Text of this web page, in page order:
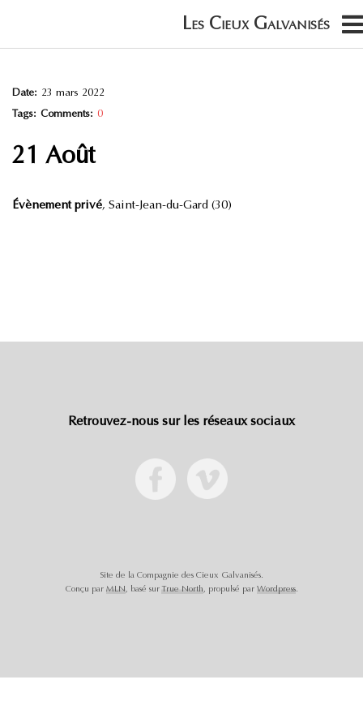
Date: 23 mars 2022
Tags: Comments: 0
21 Août
Évènement privé, Saint-Jean-du-Gard (30)
Retrouvez-nous sur les réseaux sociaux
Site de la Compagnie des Cieux Galvanisés.
Conçu par MLN, basé sur True North, propulsé par Wordpress.